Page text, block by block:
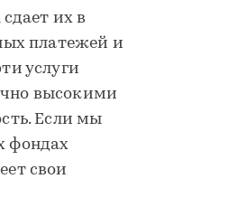
их в
платежей и
услуги
высокими
Если мы
фондах
свои